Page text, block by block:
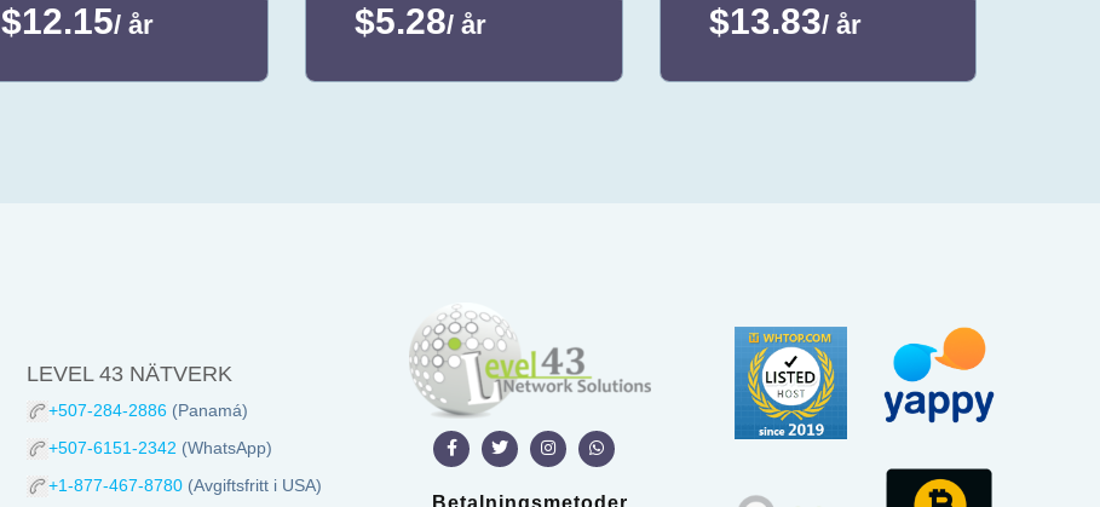
$12.15/ år $5.28/ år $13.83/ år
LEVEL 43 NÄTVERK
+507-284-2886 (Panamá)
+507-6151-2342 (WhatsApp)
+1-877-467-8780 (Avgiftsfritt i USA)
Betalningsmetoder